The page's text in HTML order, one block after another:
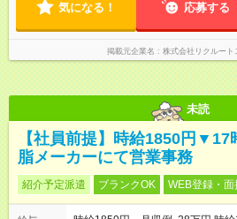
気になる！ 応募する
掲載元企業名 株式会社リクルート
未読
【社員前提】時給1850円▼17
脂メーカーにて営業事務
紹介予定派遣 ブランクOK WEB登録・面